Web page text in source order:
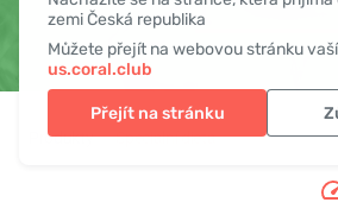
zemi Česká republika
Můžete přejít na webovou stránku
us.coral.club
Přejít na stránku
Produkty Speciální dieta Vhodné pro